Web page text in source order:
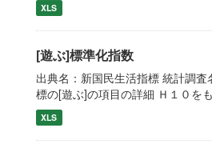
XLS
[遊ぶ]標準化指数
出典名：新国民生活指標 統計調
標の[遊ぶ]の項目の詳細 Ｈ１０を
XLS